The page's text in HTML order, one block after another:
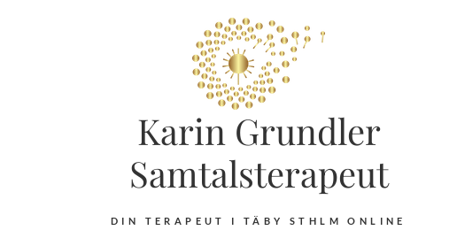
Karin Grundler
Samtalsterapeut
DIN TERAPEUT I TÄBY STHLM ONLINE